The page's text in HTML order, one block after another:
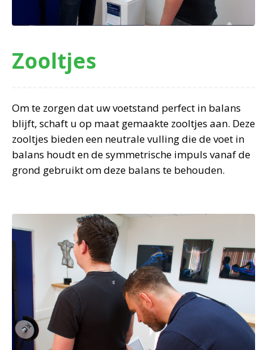
Zooltjes
Om te zorgen dat uw voetstand perfect in balans
blijft, schaft u op maat gemaakte zooltjes aan. Deze
zooltjes bieden een neutrale vulling die de voet in
balans houdt en de symmetrische impuls vanaf de
grond gebruikt om deze balans te behouden.